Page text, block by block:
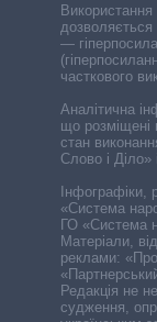
Використання
дозволяється
—
часткового
Аналітична
що розміщені
стан
Слово і Діло»
Інфографіки,
«Система
ГО «Система
Матеріали,
реклами:
Редакція не
судження,